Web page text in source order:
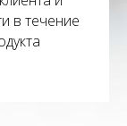
в течение